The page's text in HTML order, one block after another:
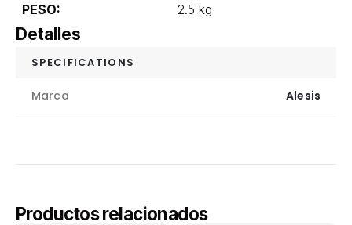
PESO: 2.5 kg
Detalles
SPECIFICATIONS
Marca Alesis
Productos relacionados